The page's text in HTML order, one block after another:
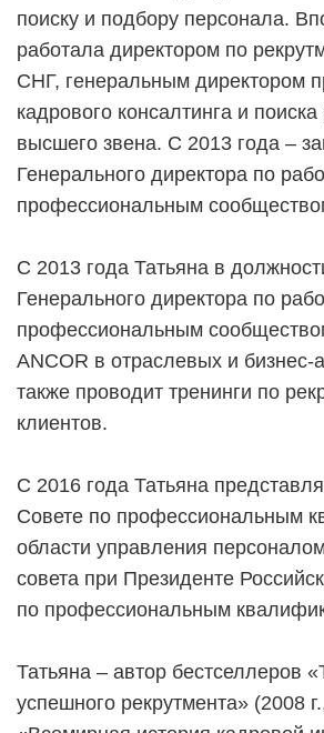
поиску и подбору персонала.
работала директором по
СНГ, генеральным директором
кадрового консалтинга и
высшего звена. C 2013 года –
Генерального директора по
профессиональным
C 2013 года Татьяна в
Генерального директора по
профессиональным
ANCOR в отраслевых и бизнес-
также проводит тренинги по
клиентов.
C 2016 года Татьяна
Совете по профессиональным
области управления
совета при Президенте
по профессиональным
Татьяна – автор бестселлеров
успешного рекрутмента» (2008